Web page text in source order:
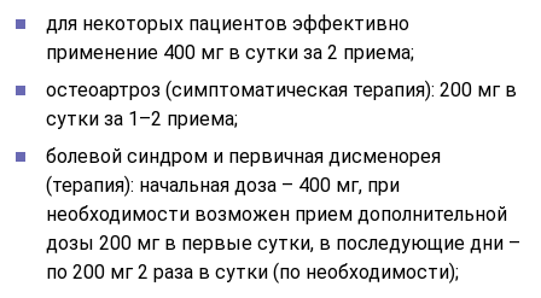
для некоторых пациентов эффективно
применение 400 мг в сутки за 2 приема;
остеоартроз (симптоматическая терапия): 200 мг в
сутки за 1–2 приема;
болевой синдром и первичная дисменорея
(терапия): начальная доза – 400 мг, при
необходимости возможен прием дополнительной
дозы 200 мг в первые сутки, в последующие дни –
по 200 мг 2 раза в сутки (по необходимости);